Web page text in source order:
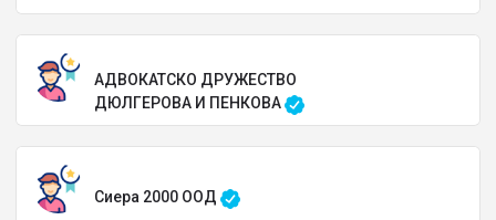
АДВОКАТСКО ДРУЖЕСТВО
ДЮЛГЕРОВА И ПЕНКОВА
Сиера 2000 ООД